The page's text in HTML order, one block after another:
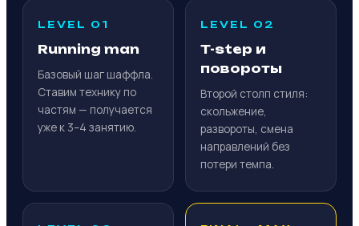
LEVEL 01
Running man
Базовый шаг шаффла.
Ставим технику по
частям — получается
уже к 3–4 занятию.
LEVEL 02
T-step и
повороты
Второй столп стиля:
скольжение,
развороты, смена
направлений без
потери темпа.